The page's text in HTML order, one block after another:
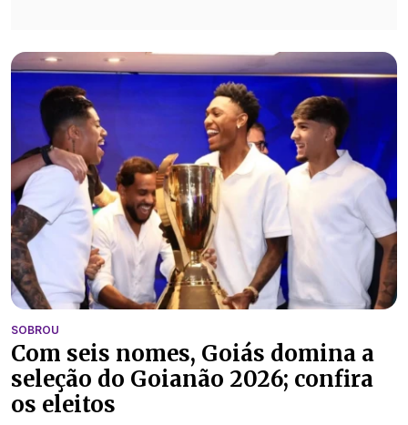
SOBROU
Com seis nomes, Goiás domina a
seleção do Goianão 2026; confira
os eleitos